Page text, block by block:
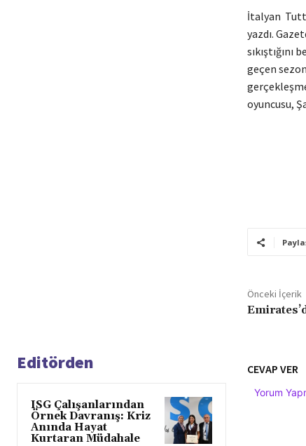
İtalyan
yazdı.
geçen
oyuncusu,
Önceki İçerik
Editörden
ISG Çalışanlarından
Örnek Davranış: Kriz
Anında Hayat
Kurtaran Müdahale
CEVAP VER
Yorum